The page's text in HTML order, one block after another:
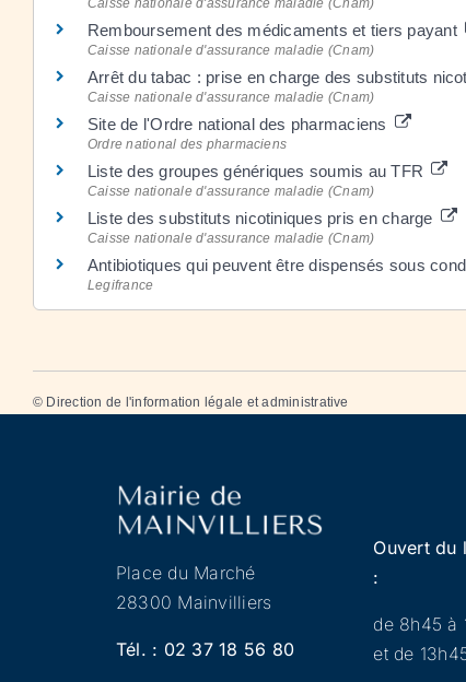
Caisse nationale d'assurance maladie (Cnam)
Remboursement des médicaments et tiers payant
Caisse nationale d'assurance maladie (Cnam)
Arrêt du tabac : prise en charge des substituts
Caisse nationale d'assurance maladie (Cnam)
Site de l'Ordre national des pharmaciens
Ordre national des pharmaciens
Liste des groupes génériques soumis au TFR
Caisse nationale d'assurance maladie (Cnam)
Liste des substituts nicotiniques pris en charge
Caisse nationale d'assurance maladie (Cnam)
Antibiotiques qui peuvent être dispensés sous
Legifrance
© Direction de l'information légale et administrative
Place du Marché
28300 Mainvilliers
Tél. : 02 37 18 56 80
Ouvert du
:
de 8h45 à
et de